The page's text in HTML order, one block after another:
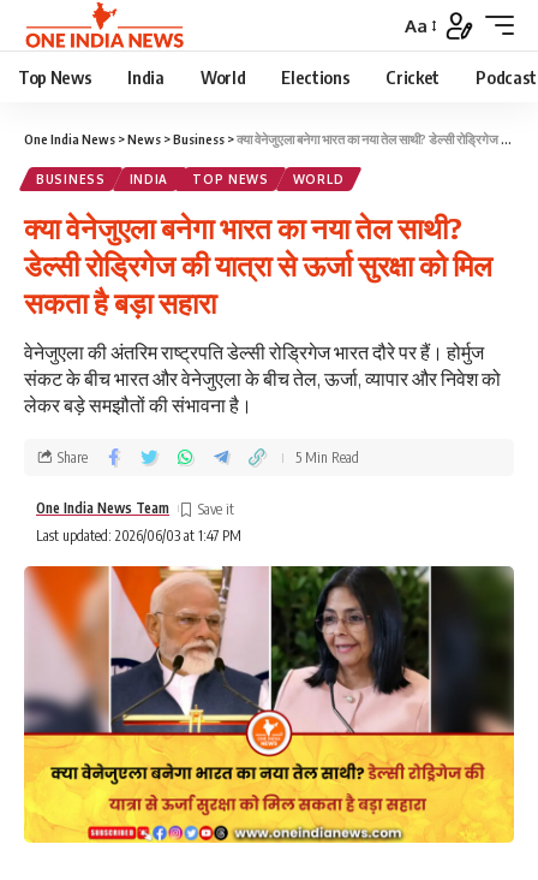
Aa
Top News India World Elections Cricket Podcast
One India News >News >Business >क्या वेनेजुएला बनेगा भारत का नया तेल साथी? डेल्सी रोड्रिगेज की यात्रा से ऊर्जा सुरक्षा को मिल सकता है बड़ा सहारा
BUSINESS INDIA TOP NEWS WORLD
क्या वेनेजुएला बनेगा भारत का नया तेल साथी?
डेल्सी रोड्रिगेज की यात्रा से ऊर्जा सुरक्षा को मिल
सकता है बड़ा सहारा
वेनेजुएला की अंतरिम राष्ट्रपति डेल्सी रोड्रिगेज भारत दौरे पर हैं। होर्मुज
संकट के बीच भारत और वेनेजुएला के बीच तेल, ऊर्जा, व्यापार और निवेश को
लेकर बड़े समझौतों की संभावना है।
Last updated: 2026/06/03 at 1:47 PM
One India News Team
Share 5 Min Read